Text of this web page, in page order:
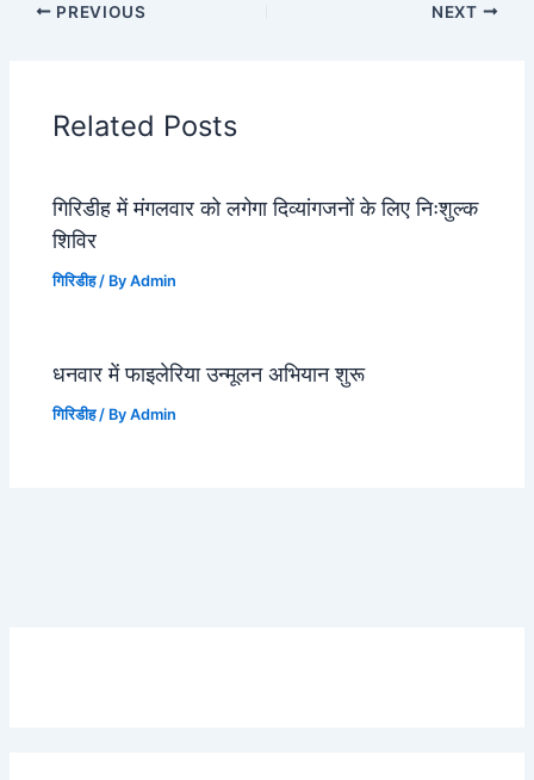
PREVIOUS NEXT
Related Posts
गिरिडीह में मंगलवार को लगेगा दिव्यांगजनों के लिए निःशुल्क
शिविर
गिरिडीह/ ByAdmin
धनवार में फाइलेरिया उन्मूलन अभियान शुरू
गिरिडीह/ ByAdmin